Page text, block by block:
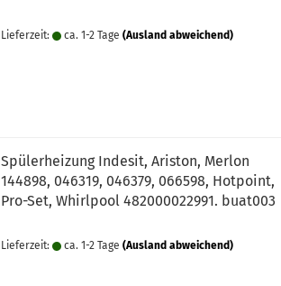
Lieferzeit: ca. 1-2 Tage (Ausland abweichend)
Spülerheizung Indesit, Ariston, Merlon
144898, 046319, 046379, 066598, Hotpoint,
Pro-Set, Whirlpool 482000022991. buat003
Lieferzeit: ca. 1-2 Tage (Ausland abweichend)